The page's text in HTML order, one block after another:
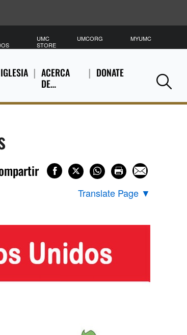
IGLESIA
ACERCA
DE…
DONATE
UMC
STORE
UMCORG MYUMC
Translate Page ▼